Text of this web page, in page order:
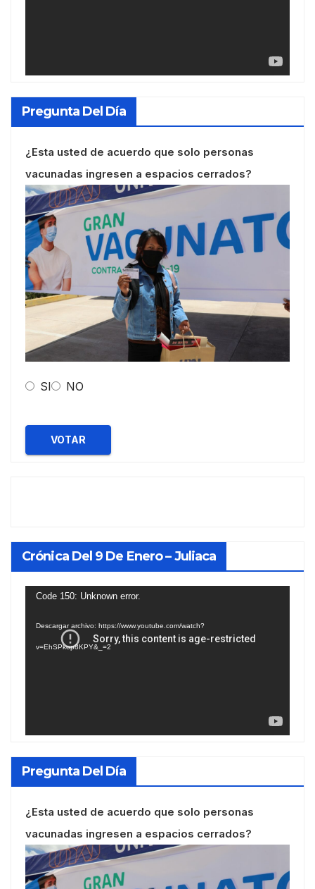
Pregunta Del Día
¿Esta usted de acuerdo que solo personas
vacunadas ingresen a espacios cerrados?
SI NO
VOTAR
Crónica Del 9 De Enero – Juliaca
Reproductor
Code 150: Unknown error.
Descargar archivo: https://www.youtube.com/watch?
v=EhSPkop8KPY&_=2
Pregunta Del Día
¿Esta usted de acuerdo que solo personas
vacunadas ingresen a espacios cerrados?